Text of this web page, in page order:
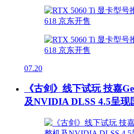
07.20
《古剑》线下试玩 技嘉
及NVIDIA DLSS 4.5呈现